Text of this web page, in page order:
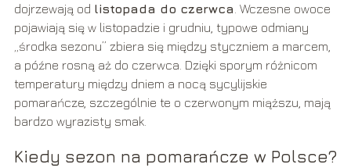
dojrzewają od listopada do czerwca . Wczesne owoce
pojawiają się w listopadzie i grudniu, typowe odmiany
„środka sezonu” zbiera się między styczniem a marcem,
a późne rosną aż do czerwca. Dzięki sporym różnicom
temperatury między dniem a nocą sycylijskie
pomarańcze, szczególnie te o czerwonym miąższu, mają
bardzo wyrazisty smak.
Kiedy sezon na pomarańcze w Polsce?